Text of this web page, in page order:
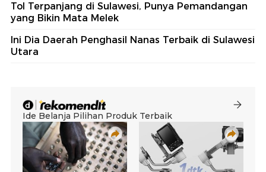
Tol Terpanjang di Sulawesi, Punya Pemandangan
yang Bikin Mata Melek
Ini Dia Daerah Penghasil Nanas Terbaik di Sulawesi
Utara